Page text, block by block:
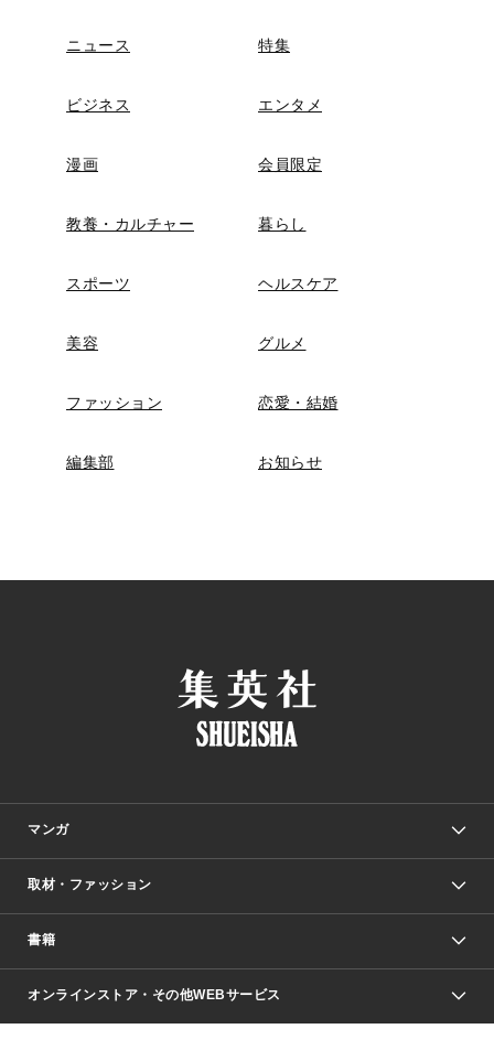
ニュース 特集
ビジネス エンタメ
漫画 会員限定
教養・カルチャー 暮らし
スポーツ ヘルスケア
美容 グルメ
ファッション 恋愛・結婚
編集部 お知らせ
マンガ
少年マンガ
Vジャンプ
週刊ヤングジャンプ
少女マンガ
取材・ファッション
Seventeen
芸能・情報・スポーツ
書籍
文芸・文庫・総合
オンラインストア・その他WEBサービス